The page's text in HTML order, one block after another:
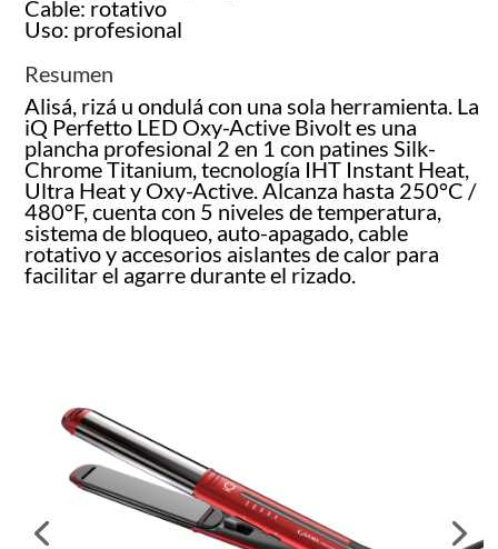
Cable: rotativo
Uso: profesional
Resumen
Alisá, rizá u ondulá con una sola herramienta. La
iQ Perfetto LED Oxy-Active Bivolt es una
plancha profesional 2 en 1 con patines Silk-
Chrome Titanium, tecnología IHT Instant Heat,
Ultra Heat y Oxy-Active. Alcanza hasta 250°C /
480°F, cuenta con 5 niveles de temperatura,
sistema de bloqueo, auto-apagado, cable
rotativo y accesorios aislantes de calor para
facilitar el agarre durante el rizado.